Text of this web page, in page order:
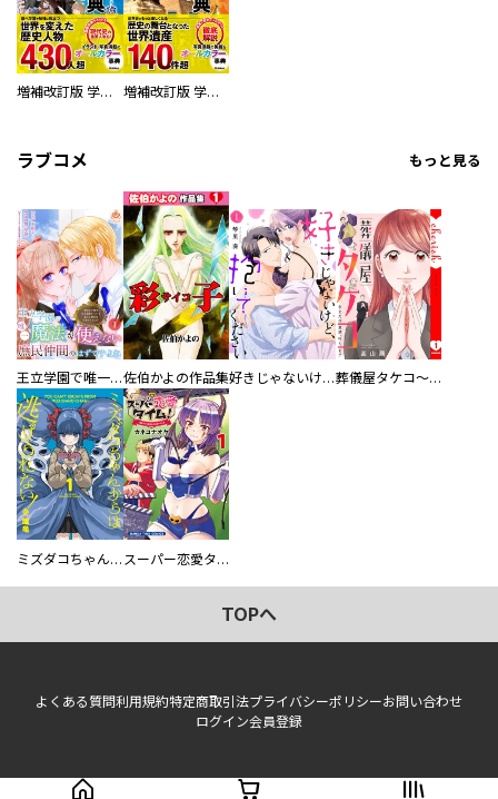
増補改訂版 学研まんが NEW世界の歴史 別巻 人物学習事典 増補改訂版 学研まんが NEW世界の歴史 別巻 世界遺産学習事典
ラブコメ もっと見る
王立学園で唯一魔法が使えない庶民仲間のはずですよね～実は王子様で私を溺愛しているなんて告白はやめてください～佐伯かよの作品集 好きじゃないけど、抱いてください【電子単行本版／特典おまけ付き】 葬儀屋タケコ～あなたの最期、叶えます【電子単行本版】
ミズダコちゃんからは逃げられない！ スーパー恋愛タイム！～現場でドＳな彼女は自宅でデレる～
TOPへ
よくある質問利用規約特定商取引法プライバシーポリシーお問い合わせ
ログイン会員登録